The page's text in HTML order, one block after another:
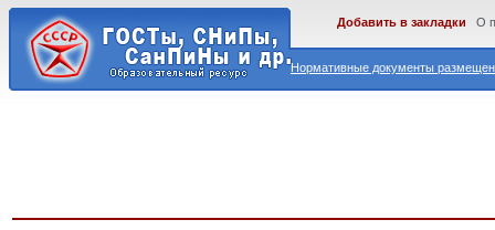
Нормативные документы
Добавить в закладки О